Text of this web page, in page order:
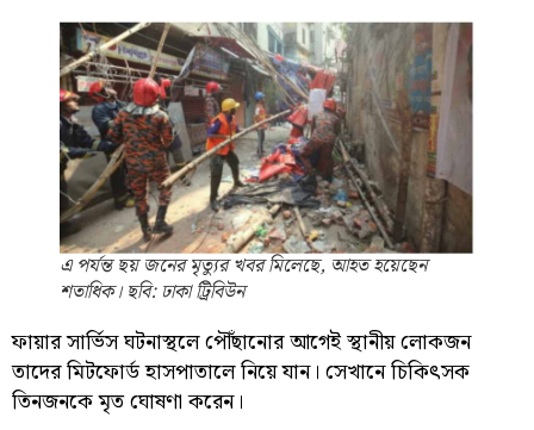
এ পর্যন্ত ছয় জনের মৃত্যুর খবর মিলেছে, আহত হয়েছেন
শতাধিক। ছবি: ঢাকা ট্রিবিউন
ফায়ার সার্ভিস ঘটনাস্থলে পৌঁছানোর আগেই স্থানীয় লোকজন
তাদের মিটফোর্ড হাসপাতালে নিয়ে যান। সেখানে চিকিৎসক
তিনজনকে মৃত ঘোষণা করেন।